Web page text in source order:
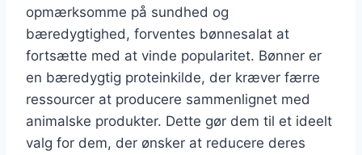
opmærksomme på sundhed og
bæredygtighed, forventes bønnesalat at
fortsætte med at vinde popularitet. Bønner er
en bæredygtig proteinkilde, der kræver færre
ressourcer at producere sammenlignet med
animalske produkter. Dette gør dem til et ideelt
valg for dem, der ønsker at reducere deres